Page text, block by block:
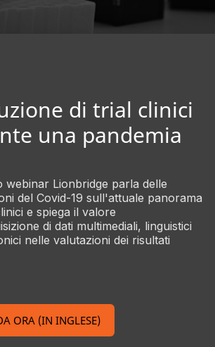
di trial clinici
una pandemia
webinar Lionbridge parla delle
del Covid-19 sull'attuale panorama
e spiega il valore
di dati multimediali, linguistici
nelle valutazioni dei risultati
ORA (IN INGLESE)